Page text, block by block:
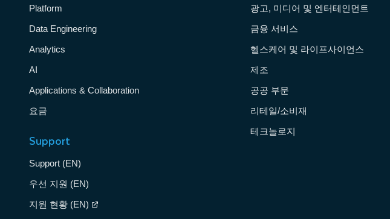
Platform
Data Engineering
Analytics
AI
Applications & Collaboration
요금
Support
Support (EN)
우선 지원 (EN)
지원 현황 (EN)
광고, 미디어 및 엔터테인먼트
금융 서비스
헬스케어 및 라이프사이언스
제조
공공 부문
리테일/소비재
테크놀로지